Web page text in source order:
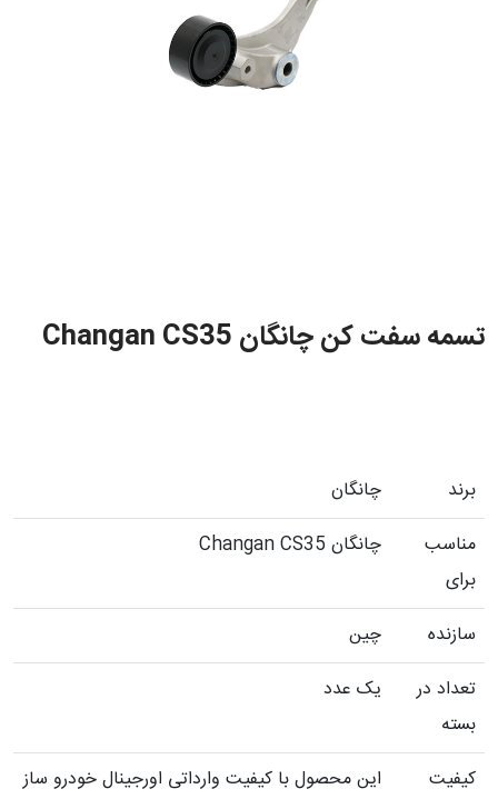
تسمه سفت کن چانگان Changan CS35
برند
چانگان
مناسب
برای
چانگان Changan CS35
سازنده
چین
تعداد در
بسته
یک عدد
کیفیت
این محصول با کیفیت وارداتی اورجینال خودرو ساز